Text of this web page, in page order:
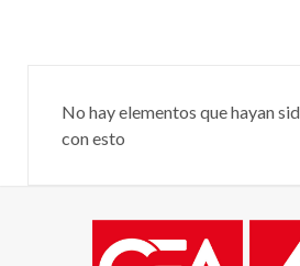
No hay elementos que hayan
con esto